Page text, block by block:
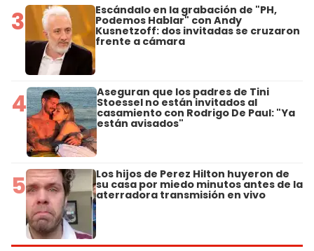
3 Escándalo en la grabación de "PH,
Podemos Hablar" con Andy
Kusnetzoff: dos invitadas se cruzaron
frente a cámara
4 Aseguran que los padres de Tini
Stoessel no están invitados al
casamiento con Rodrigo De Paul: "Ya
están avisados"
5 Los hijos de Perez Hilton huyeron de
su casa por miedo minutos antes de la
aterradora transmisión en vivo